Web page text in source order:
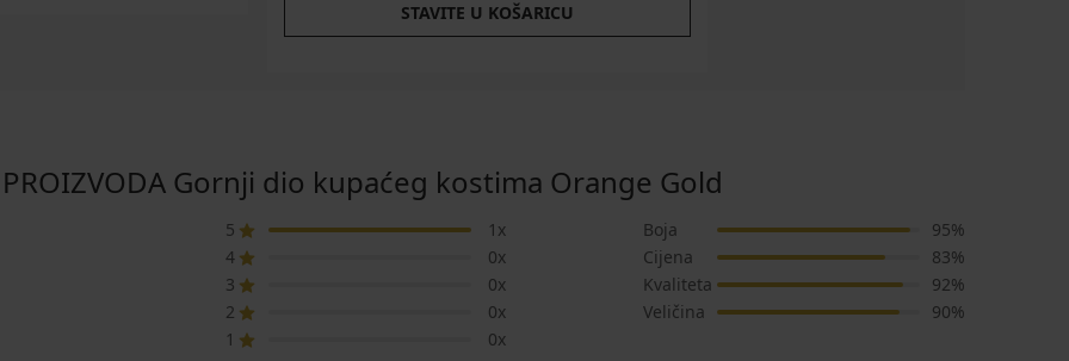
STAVITE U KOŠARICU
PROIZVODA Gornji dio kupaćeg kostima Orange Gold
5
1x
4
0x
3
0x
2
0x
1
0x
Boja
95%
Cijena
83%
Kvaliteta
92%
Veličina
90%